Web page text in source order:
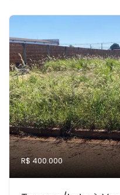
R$ 400.000